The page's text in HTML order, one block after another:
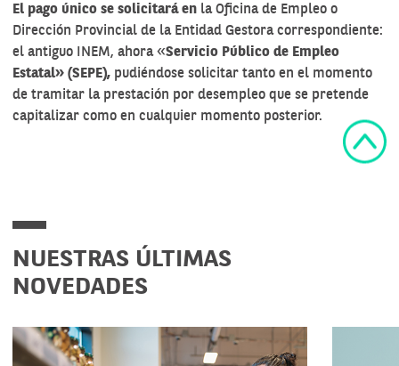
El pago único se solicitará en la Oficina de Empleo o
Dirección Provincial de la Entidad Gestora correspondiente:
el antiguo INEM, ahora «Servicio Público de Empleo
Estatal» (SEPE), pudiéndose solicitar tanto en el momento
de tramitar la prestación por desempleo que se pretende
capitalizar como en cualquier momento posterior.
NUESTRAS ÚLTIMAS
NOVEDADES